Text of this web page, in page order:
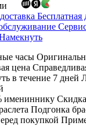
Бесплатная
Подгонка